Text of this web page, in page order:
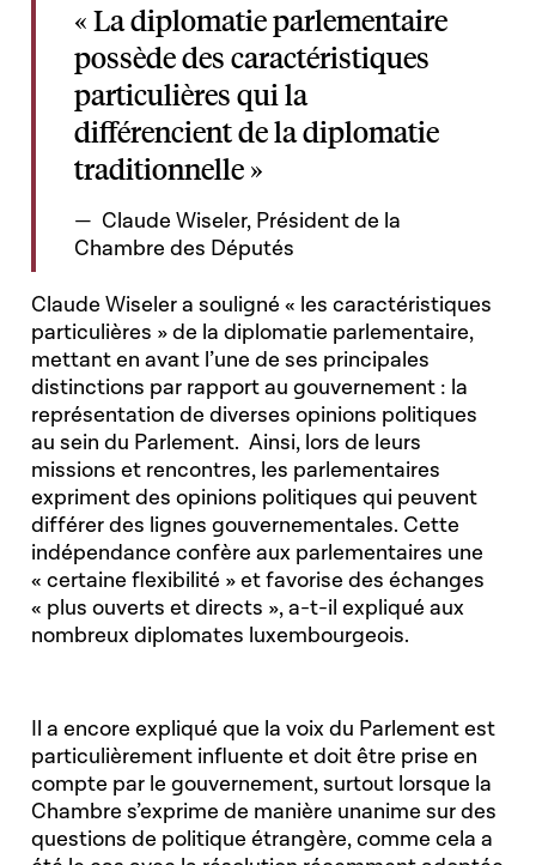
« La diplomatie parlementaire
possède des caractéristiques
particulières qui la
différencient de la diplomatie
traditionnelle »
Claude Wiseler, Président de la
Chambre des Députés
Claude Wiseler a souligné « les caractéristiques
particulières » de la diplomatie parlementaire,
mettant en avant l’une de ses principales
distinctions par rapport au gouvernement : la
représentation de diverses opinions politiques
au sein du Parlement. Ainsi, lors de leurs
missions et rencontres, les parlementaires
expriment des opinions politiques qui peuvent
différer des lignes gouvernementales. Cette
indépendance confère aux parlementaires une
« certaine flexibilité » et favorise des échanges
« plus ouverts et directs », a-t-il expliqué aux
nombreux diplomates luxembourgeois.
Il a encore expliqué que la voix du Parlement est
particulièrement influente et doit être prise en
compte par le gouvernement, surtout lorsque la
Chambre s’exprime de manière unanime sur des
questions de politique étrangère, comme cela a